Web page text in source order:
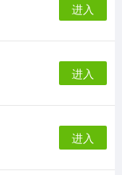
进入
进入
进入